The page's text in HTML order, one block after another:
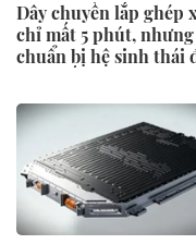
Dây chuyền lắp ghép
chỉ mất 5 phút, nhưng
chuẩn bị hệ sinh thái
Nước đi đáng sợ của
điện Trung Quốc